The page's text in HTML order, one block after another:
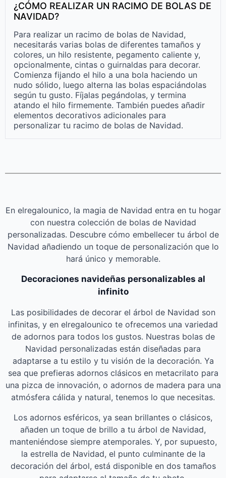
¿CÓMO REALIZAR UN RACIMO DE BOLAS DE
NAVIDAD?
Para realizar un racimo de bolas de Navidad,
necesitarás varias bolas de diferentes tamaños y
colores, un hilo resistente, pegamento caliente y,
opcionalmente, cintas o guirnaldas para decorar.
Comienza fijando el hilo a una bola haciendo un
nudo sólido, luego alterna las bolas espaciándolas
según tu gusto. Fíjalas pegándolas, y termina
atando el hilo firmemente. También puedes añadir
elementos decorativos adicionales para
personalizar tu racimo de bolas de Navidad.
En elregalounico, la magia de Navidad entra en tu hogar
con nuestra colección de bolas de Navidad
personalizadas. Descubre cómo embellecer tu árbol de
Navidad añadiendo un toque de personalización que lo
hará único y memorable.
Decoraciones navideñas personalizables al
infinito
Las posibilidades de decorar el árbol de Navidad son
infinitas, y en elregalounico te ofrecemos una variedad
de adornos para todos los gustos. Nuestras bolas de
Navidad personalizadas están diseñadas para
adaptarse a tu estilo y tu visión de la decoración. Ya
sea que prefieras adornos clásicos en metacrilato para
una pizca de innovación, o adornos de madera para una
atmósfera cálida y natural, tenemos lo que necesitas.
Los adornos esféricos, ya sean brillantes o clásicos,
añaden un toque de brillo a tu árbol de Navidad,
manteniéndose siempre atemporales. Y, por supuesto,
la estrella de Navidad, el punto culminante de la
decoración del árbol, está disponible en dos tamaños